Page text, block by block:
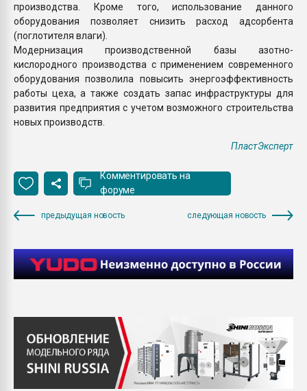
производства. Кроме того, использование данного
оборудования позволяет снизить расход адсорбента
(поглотителя влаги).
Модернизация производственной базы азотно-
кислородного производства с применением современного
оборудования позволила повысить энергоэффективность
работы цеха, а также создать запас инфраструктуры для
развития предприятия с учетом возможного строительства
новых производств.
ПластЭксперт
Комментировать на
форуме
предыдущая новость следующая новость